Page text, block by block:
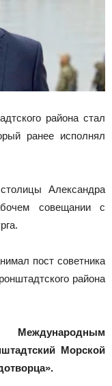
района стал
ранее исполнял
Александра
совещании с
пост советника
района
Международным
Морской